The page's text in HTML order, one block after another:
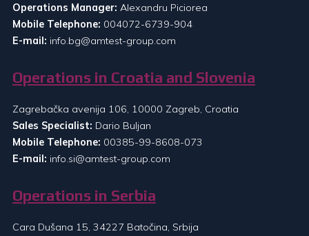
Operations Manager: Alexandru Piciorea
Mobile Telephone: 004072-6739-904
E-mail: info.bg@amtest-group.com
Operations in Croatia and Slovenia
Zagrebačka avenija 106, 10000 Zagreb, Croatia
Sales Specialist: Dario Buljan
Mobile Telephone: 00385-99-8608-073
E-mail: info.si@amtest-group.com
Operations in Serbia
Cara Dušana 15, 34227 Batočina, Srbija